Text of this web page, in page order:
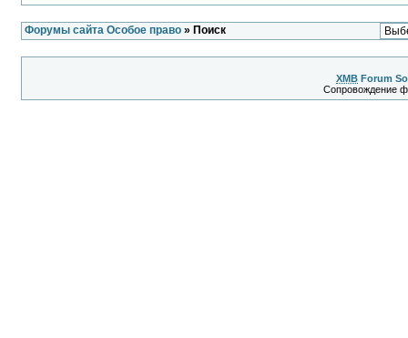
Форумы сайта Особое право» Поиск
XMB Forum
Сопровождение